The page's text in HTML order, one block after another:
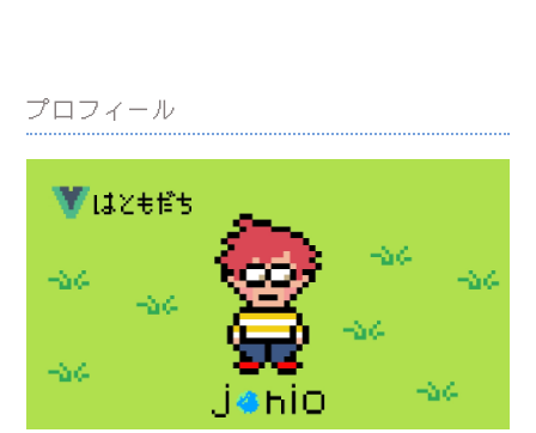
プロフィール